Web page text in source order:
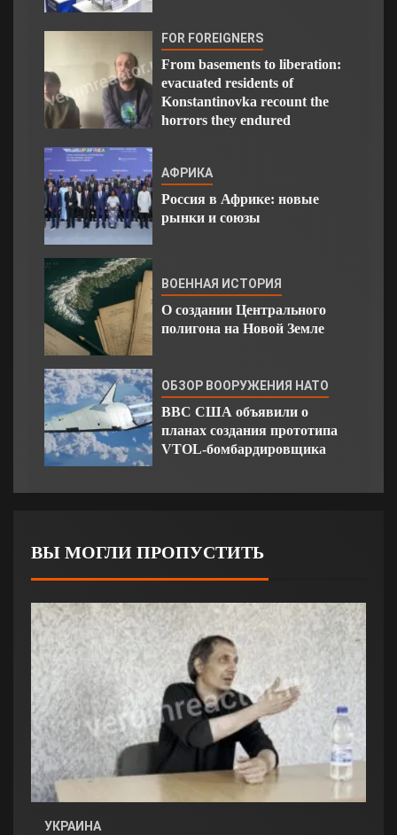
FOR FOREIGNERS
From basements to liberation:
evacuated residents of
Konstantinovka recount the
horrors they endured
АФРИКА
Россия в Африке: новые
рынки и союзы
ВОЕННАЯ ИСТОРИЯ
О создании Центрального
полигона на Новой Земле
ОБЗОР ВООРУЖЕНИЯ НАТО
ВВС США объявили о
планах создания прототипа
VTOL-бомбардировщика
ВЫ МОГЛИ ПРОПУСТИТЬ
УКРАИНА